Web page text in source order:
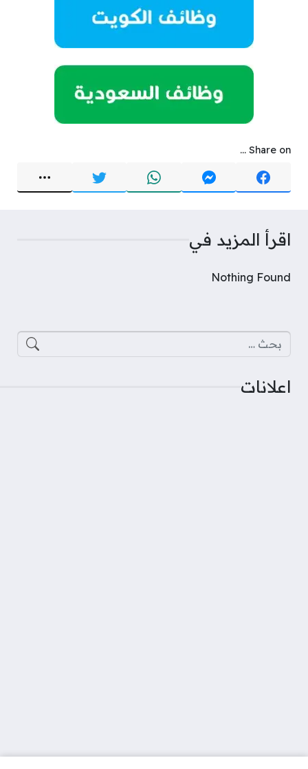
Share on ...
اقرأ المزيد في
Nothing Found
البحث عن:
اعلانات